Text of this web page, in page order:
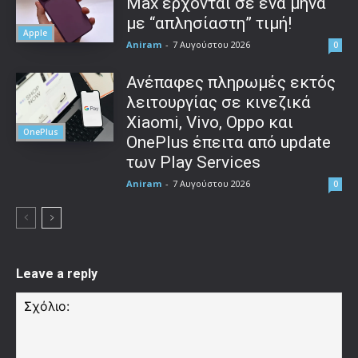
Apple
με “απλησίαστη” τιμή!
Aniram - 7 Αυγούστου 2026 0
OnePlus
Ανέπαφες πληρωμές εκτός
λειτουργίας σε κινεζικά
Xiaomi, Vivo, Oppo και
OnePlus έπειτα από update
των Play Services
Aniram - 7 Αυγούστου 2026 0
Leave a reply